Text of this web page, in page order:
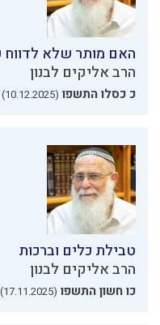
האם מותר שלא לדווח
הרב אליקים לבנון
כ כסלו התשפו (10.12.2025)
טבילת כלים וברכות
הרב אליקים לבנון
כו חשון התשפו (17.11.2025)